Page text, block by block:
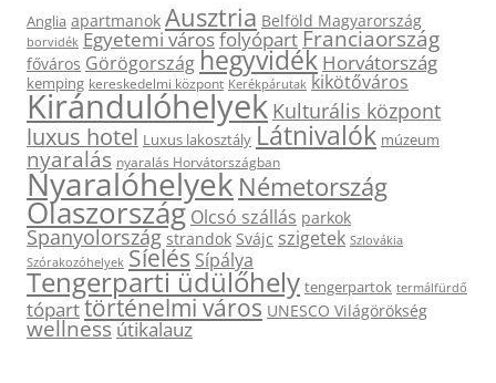
Anglia apartmanok Ausztria Belföld Magyarország
borvidék Egyetemi városfolyópartFranciaország
főváros Görögországhegyvidék Horvátország
kemping kereskedelmi központ Kerékpárutak kikötőváros
Kirándulóhelyek Kulturális központ
luxus hotel Luxus lakosztály Látnivalók múzeum
nyaralás nyaralás Horvátországban
Nyaralóhelyek Németország
Olaszország Olcsó szállás parkok
Spanyolország strandok Svájc szigetek Szlovákia
Szórakozóhelyek Síelés Sípálya
Tengerparti üdülőhely tengerpartok termálfürdő
tóparttörténelmi város UNESCO Világörökség
wellnessútikalauz